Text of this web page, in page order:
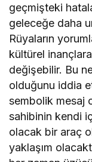
geçmişteki
geleceğe daha
Rüyaların
kültürel
değişebilir. Bu
olduğunu iddia
sembolik mesaj
sahibinin kendi
olacak bir araç
yaklaşım